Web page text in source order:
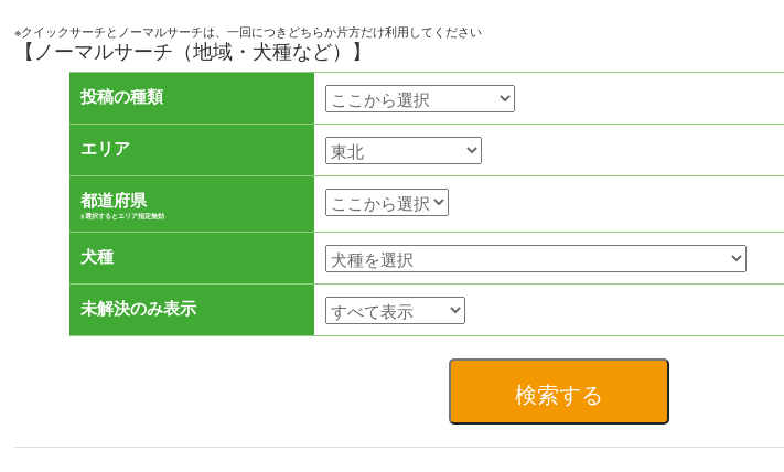
※クイックサーチとノーマルサーチは、一回につきどちらか片方だけ利用してください
【ノーマルサーチ（地域・犬種など）】
投稿の種類
エリア
都道府県
※選択するとエリア指定無効
犬種
未解決のみ表示